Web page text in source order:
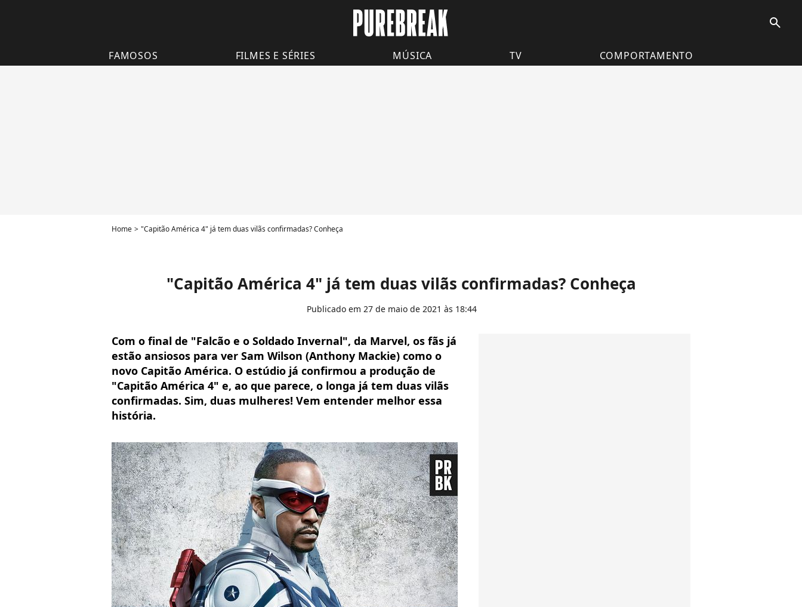
search
FAMOSOS FILMES E SÉRIES MÚSICA TV COMPORTAMENTO
Home "Capitão América 4" já tem duas vilãs confirmadas? Conheça
"Capitão América 4" já tem duas vilãs confirmadas? Conheça
Publicado em 27 de maio de 2021 às 18:44
Com o final de "Falcão e o Soldado Invernal", da Marvel, os fãs já
estão ansiosos para ver Sam Wilson (Anthony Mackie) como o
novo Capitão América. O estúdio já confirmou a produção de
"Capitão América 4" e, ao que parece, o longa já tem duas vilãs
confirmadas. Sim, duas mulheres! Vem entender melhor essa
história.